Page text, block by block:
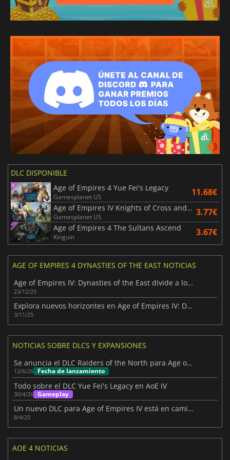
DLC DISPONIBLE
Age of Empires 4 Yue Fei's Legacy
Gamesplanet US 11.68€
Age of Empires IV Knights of Cross and Rose
Gamesplanet US 3.77€
Age of Empires 4 The Sultans Ascend
Kinguin 3.67€
AGE OF EMPIRES 4 DYNASTIES OF THE EAST NOTICIAS
Age of Empires IV: Dynasties of the East divide a los fans
23/12/25
Explora nuevos horizontes en Age of Empires IV: Dynasties of the East
3/11/25
NOTICIAS SOBRE DLCS Y EXPANSIONES
Se anuncia el DLC Raiders of the North para Age of Empires 4
12/6/26 Fecha de lanzamiento
Todo sobre el DLC Yue Fei's Legacy en AoE IV
30/4/26 Gameplay
Un nuevo DLC para Age of Empires IV está en camino
8/4/25
AOE 4 NOTICIAS